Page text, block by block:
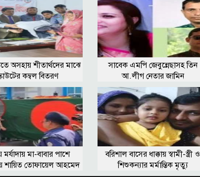
অসহায় শীতার্থদের মাঝে
কম্বল বিতরণ
সাবেক এমপি জেবুন্নেছাসহ তিন
আ.লীগ নেতার জামিন
মর্যাদায় মা-বাবার পাশে
শায়িত তোফায়েল আহমেদ
বরিশাল বাসের ধাক্কায় স্বামী-স্ত্রী ও
শিশুকন্যার মর্মান্তিক মৃত্যু